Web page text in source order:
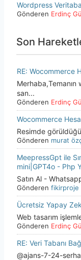
Wordpress
Gönderen Erdinç
Son
RE: Wocommerce
san...
Gönderen Erdinç
Wocommerce
Resimde
Gönderen murat
MeepressGpt ile
mini|GPT4o - Php
Satın Al -
Gönderen fikirproje
Ücretsiz Yapay
Web tasarım
Gönderen Erdinç
RE: Veri Tabanı
@ajans-7-24-